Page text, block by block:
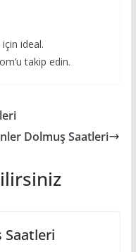
ideal.
takip edin.
Dolmuş Saatleri
Saatleri